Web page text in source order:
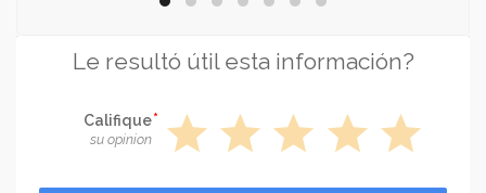
Le resultó útil esta información?
Califique
su opinion star star star star star